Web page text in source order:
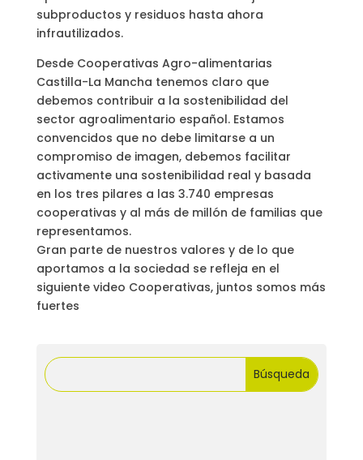
subproductos y residuos hasta ahora
infrautilizados.
Desde Cooperativas Agro-alimentarias
Castilla-La Mancha tenemos claro que
debemos contribuir a la sostenibilidad del
sector agroalimentario español. Estamos
convencidos que no debe limitarse a un
compromiso de imagen, debemos facilitar
activamente una sostenibilidad real y basada
en los tres pilares a las 3.740 empresas
cooperativas y al más de millón de familias que
representamos.
Gran parte de nuestros valores y de lo que
aportamos a la sociedad se refleja en el
siguiente video Cooperativas, juntos somos más
fuertes